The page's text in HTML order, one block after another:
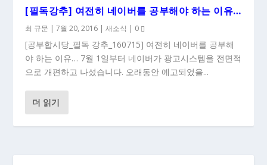
[필독강추] 여전히 네이버를 공부해야 하는 이유…
최 규문 |7월 20, 2016 |새소식 | 0
[공부합시당_필독 강추_160715] 여전히 네이버를 공부해
야 하는 이유… 7월 1일부터 네이버가 광고시스템을 전면적
으로 개편하고 나섰습니다. 오래동안 예고되었을...
더 읽기